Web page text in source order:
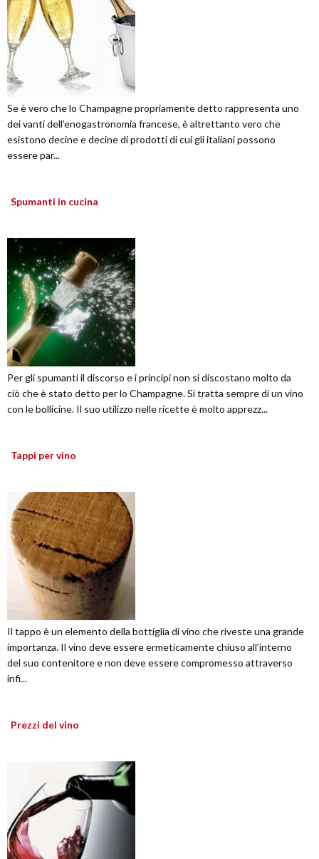
Se è vero che lo Champagne propriamente detto rappresenta uno
dei vanti dell’enogastronomia francese, è altrettanto vero che
esistono decine e decine di prodotti di cui gli italiani possono
essere par...
Spumanti in cucina
Per gli spumanti il discorso e i principi non si discostano molto da
ciò che è stato detto per lo Champagne. Si tratta sempre di un vino
con le bollicine. Il suo utilizzo nelle ricette è molto apprezz...
Tappi per vino
Il tappo è un elemento della bottiglia di vino che riveste una grande
importanza. Il vino deve essere ermeticamente chiuso all’interno
del suo contenitore e non deve essere compromesso attraverso
infi...
Prezzi del vino